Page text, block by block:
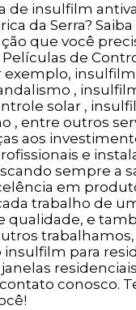
de insulfilm
da Serra?
que você
de
exemplo, insulfilm
,
solar ,
, entre outros
aos
e
sempre a
em
trabalho de
qualidade, e
insulfilm para
conosco.